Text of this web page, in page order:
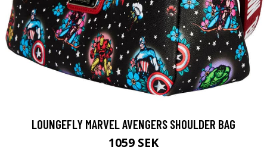
LOUNGEFLY MARVEL AVENGERS SHOULDER BAG
1059 SEK